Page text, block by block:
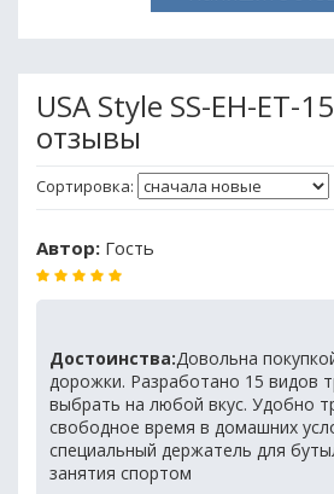
USA Style SS-EH-ET-
отзывы
Сортировка:
Автор: Гость
Достоинства:Довольна
дорожки. Разработано 15 видов
выбрать на любой вкус. Удобно
свободное время в домашних
специальный держатель для
занятия спортом